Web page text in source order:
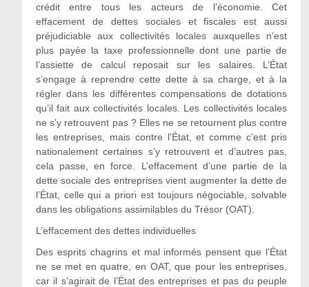
crédit entre tous les acteurs de l’économie. Cet
effacement de dettes sociales et fiscales est aussi
préjudiciable aux collectivités locales auxquelles n’est
plus payée la taxe professionnelle dont une partie de
l’assiette de calcul reposait sur les salaires. L’État
s’engage à reprendre cette dette à sa charge, et à la
régler dans les différentes compensations de dotations
qu’il fait aux collectivités locales. Les collectivités locales
ne s’y retrouvent pas ? Elles ne se retournent plus contre
les entreprises, mais contre l’État, et comme c’est pris
nationalement certaines s’y retrouvent et d’autres pas,
cela passe, en force. L’effacement d’une partie de la
dette sociale des entreprises vient augmenter la dette de
l’État, celle qui a priori est toujours négociable, solvable
dans les obligations assimilables du Trésor (OAT).
L’effacement des dettes individuelles
Des esprits chagrins et mal informés pensent que l’État
ne se met en quatre, en OAT, que pour les entreprises,
car il s’agirait de l’État des entreprises et pas du peuple